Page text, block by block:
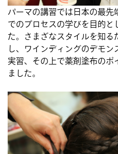
パーマの講習では日本の最先
でのプロセスの学びを目的と
た。さまざなスタイルを知る
し、ワインディングのデモ
実習、その上で薬剤塗布のポ
ました。